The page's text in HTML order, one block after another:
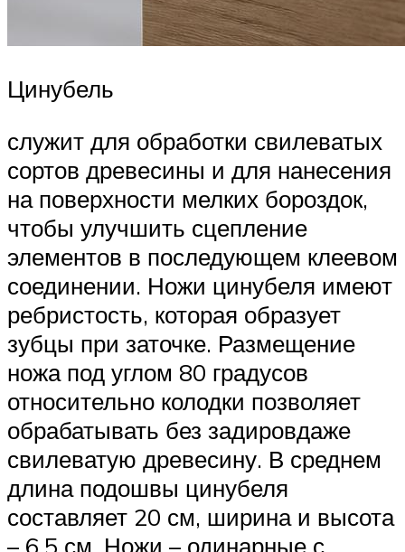
Цинубель
служит для обработки свилеватых
сортов древесины и для нанесения
на поверхности мелких бороздок,
чтобы улучшить сцепление
элементов в последующем клеевом
соединении. Ножи цинубеля имеют
ребристость, которая образует
зубцы при заточке. Размещение
ножа под углом 80 градусов
относительно колодки позволяет
обрабатывать без задировдаже
свилеватую древесину. В среднем
длина подошвы цинубеля
составляет 20 см, ширина и высота
– 6,5 см. Ножи – одинарные с